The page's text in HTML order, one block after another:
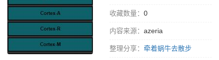
收藏数量： 0
内容来源： azeria
整理分享： 牵着蜗牛去散步